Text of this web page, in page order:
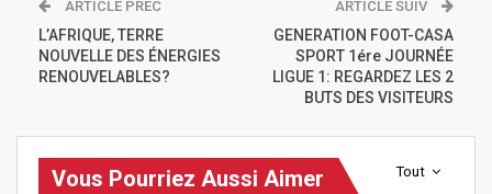
ARTICLE PREC
L’AFRIQUE, TERRE
NOUVELLE DES ÉNERGIES
RENOUVELABLES?
ARTICLE SUIV
GENERATION FOOT-CASA
SPORT 1ére JOURNÉE
LIGUE 1: REGARDEZ LES 2
BUTS DES VISITEURS
Tout
Vous Pourriez Aussi Aimer